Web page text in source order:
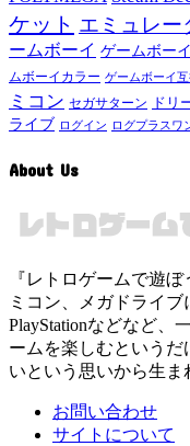
ケット エミュレー
ームボーイ ゲームボー
ムボーイカラー ゲームボーイ
ミコン セガサターン ドリ
ライブ ログイン ログプラスワ
About Us
『レトロゲームで遊
ミコン、メガドライブ
PlayStationなどなど、
ームを楽しむという
いという思いから生ま
お問い合わせ
サイトについて